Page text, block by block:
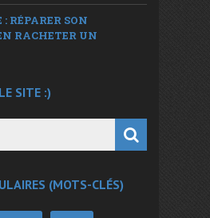
: RÉPARER SON
RACHETER UN
SITE :)
(MOTS-CLÉS)